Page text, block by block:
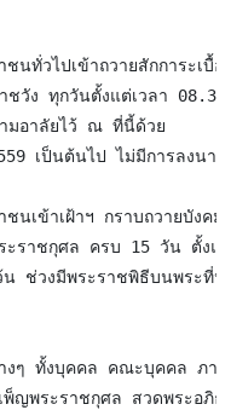
นทั่วไปเข้าถวายสักการะเ
ชวัง ทุกวันตั้งแต่เวลา
เป็นต้นไป ไม่มีการลงนาม
นเข้าเฝ้าฯ กราบถวายบัง
พระราชกุศล ครบ 15 วัน ตั้
ช่วงมีพระราชพิธีบนพระที่
งๆ ทั้งบุคคล คณะบุคคล ภา
พ็ญพระราชกุศล สวดพระอภิ